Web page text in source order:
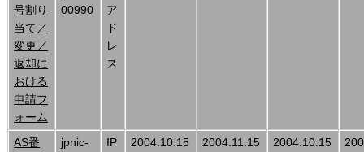
号割り
当て／
変更／
返却に
おける
申請フ
ォーム
00990
ア
ド
レ
ス
AS番
jpnic-
IP
2004.10.15 2004.11.15 2004.10.15